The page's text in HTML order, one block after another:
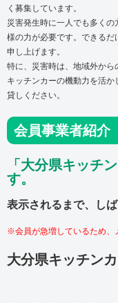
く募集しています。
災害発生時に一人でも多くの
様の力が必要です。 できるだ
申し上げます。
特に、災害時は、地域外から
キッチンカーの機動力を活
貸しください。
会員事業者紹介
「大分県キッチ
す。
表示されるまで、し
※会員が急増しているため、
大分県キッチン